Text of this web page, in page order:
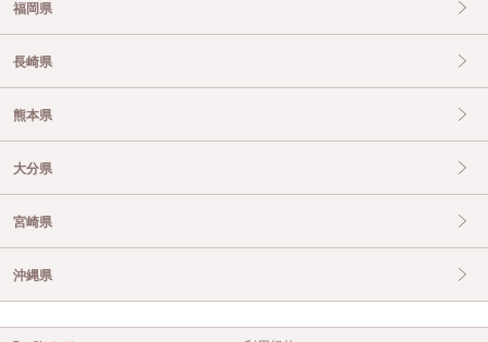
福岡県
長崎県
熊本県
大分県
宮崎県
沖縄県